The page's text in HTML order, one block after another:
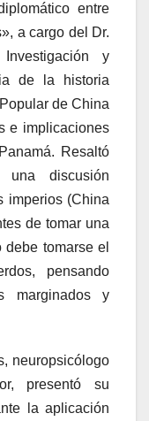
entre
a cargo del Dr.
y
de la historia
de China
e implicaciones
Resaltó
discusión
imperios (China
de tomar una
tomarse el
pensando
marginados y
neuropsicólogo
presentó su
la aplicación